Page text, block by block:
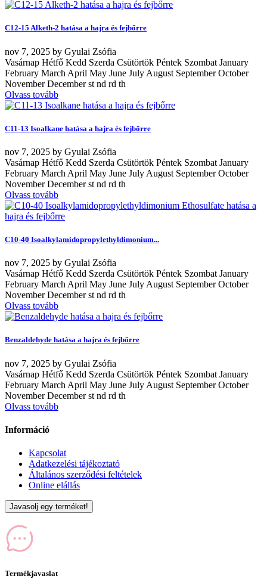
C12-15 Alketh-2 hatása a hajra és fejbőrre
nov 7, 2025 by Gyulai Zsófia
Vasárnap Hétfő Kedd Szerda Csütörtök Péntek Szombat January
February March April May June July August September October
November December st nd rd th
Olvass tovább
C11-13 Isoalkane hatása a hajra és fejbőrre
nov 7, 2025 by Gyulai Zsófia
Vasárnap Hétfő Kedd Szerda Csütörtök Péntek Szombat January
February March April May June July August September October
November December st nd rd th
Olvass tovább
C10-40 Isoalkylamidopropylethyldimonium...
nov 7, 2025 by Gyulai Zsófia
Vasárnap Hétfő Kedd Szerda Csütörtök Péntek Szombat January
February March April May June July August September October
November December st nd rd th
Olvass tovább
Benzaldehyde hatása a hajra és fejbőrre
nov 7, 2025 by Gyulai Zsófia
Vasárnap Hétfő Kedd Szerda Csütörtök Péntek Szombat January
February March April May June July August September October
November December st nd rd th
Olvass tovább
Információ
Kapcsolat
Adatkezelési tájékoztató
Általános szerződési feltételek
Online elállás
Javasolj egy terméket!
Termékjavaslat